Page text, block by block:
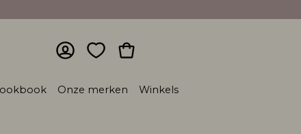
Onze merken Winkels